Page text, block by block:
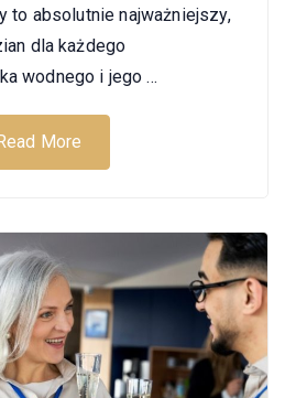
to absolutnie najważniejszy,
dla każdego
wodnego i jego …
More